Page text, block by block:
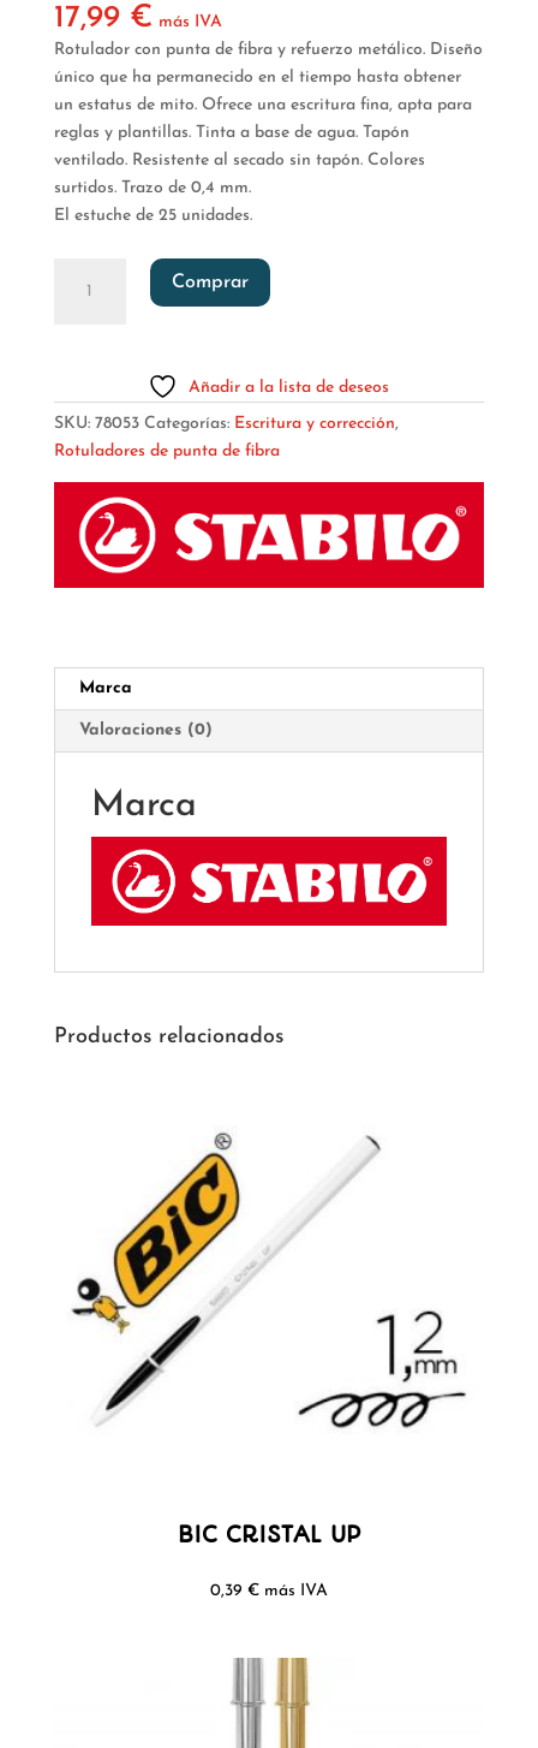
17,99 € más IVA
Rotulador con punta de fibra y refuerzo metálico. Diseño
único que ha permanecido en el tiempo hasta obtener
un estatus de mito. Ofrece una escritura fina, apta para
reglas y plantillas. Tinta a base de agua. Tapón
ventilado. Resistente al secado sin tapón. Colores
surtidos. Trazo de 0,4 mm.
El estuche de 25 unidades.
ROTULADOR
POINT
Comprar
Añadir a la lista de deseos
SKU: 78053 Categorías: Escritura y corrección,
Rotuladores de punta de fibra
Marca
Valoraciones (0)
Marca
Productos relacionados
BIC CRISTAL UP
0,39 € más IVA